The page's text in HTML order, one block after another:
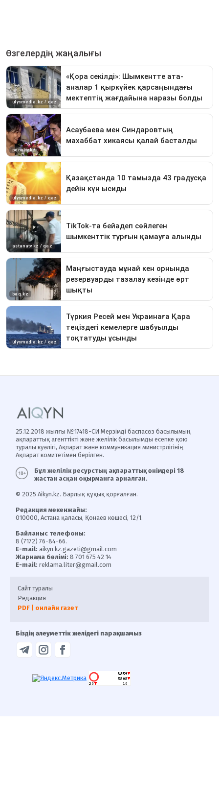
25.12.2018 жылғы №17418-СИ Мерзімді баспасөз басылымын,
ақпараттық агенттікті және желілік басылымды есепке қою
туралы куәлігі, Ақпарат және коммуникация министрлігінің
Ақпарат комитетімен берілген.
Бұл желілік ресурстың ақпараттық өнімдері 18
жастан асқан оқырманға арналған.
© 2025 Aikyn.kz. Барлық құқық қорғалған.
Редакция мекенжайы:
010000, Астана қаласы, Қонаев көшесі, 12/1.
Байланыс телефоны:
8 (7172) 76-84-66.
E-mail: aikyn.kz.gazeti@gmail.com
Жарнама бөлімі: 8 701 675 42 14
E-mail: reklama.liter@gmail.com
Сайт туралы
Редакция
PDF | онлайн газет
Біздің әлеуметтік желідегі парақшамыз